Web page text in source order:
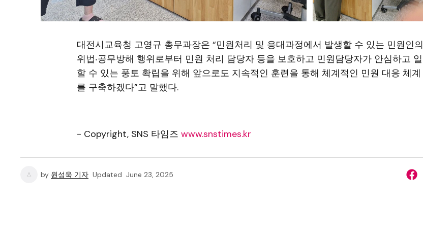
대전시교육청 고영규 총무과장은 “민원처리 및 응대과정에서 발생할 수 있는 민원인의
위법‧공무방해 행위로부터 민원 처리 담당자 등을 보호하고 민원담당자가 안심하고 일
할 수 있는 풍토 확립을 위해 앞으로도 지속적인 훈련을 통해 체계적인 민원 대응 체계
를 구축하겠다”고 말했다.
- Copyright, SNS 타임즈 www.snstimes.kr
by 원성욱 기자 Updated June 23, 2025